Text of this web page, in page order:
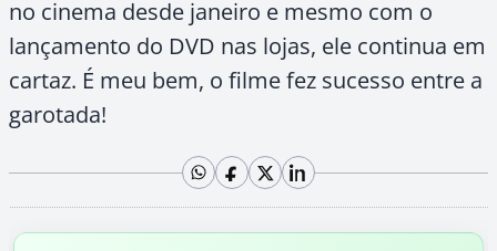
no cinema desde janeiro e mesmo com o
lançamento do DVD nas lojas, ele continua em
cartaz. É meu bem, o filme fez sucesso entre a
garotada!